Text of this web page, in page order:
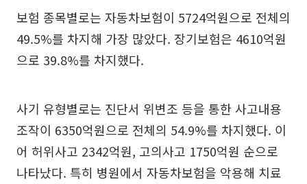
보험 종목별로는 자동차보험이 5724억원으로 전체의
49.5%를 차지해 가장 많았다. 장기보험은 4610억원
으로 39.8%를 차지했다.
사기 유형별로는 진단서 위변조 등을 통한 사고내용
조작이 6350억원으로 전체의 54.9%를 차지했다. 이
어 허위사고 2342억원, 고의사고 1750억원 순으로
나타났다. 특히 병원에서 자동차보험을 악용해 치료